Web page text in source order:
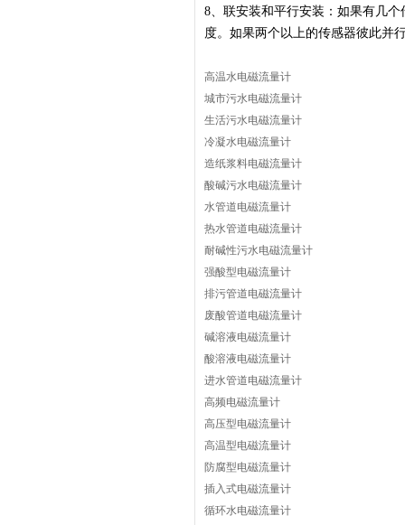
8、 联安装和平行安装：如果有几
度。如果两个以上的传感器彼此并
高温水电磁流量计
城市污水电磁流量计
生活污水电磁流量计
冷凝水电磁流量计
造纸浆料电磁流量计
酸碱污水电磁流量计
水管道电磁流量计
热水管道电磁流量计
耐碱性污水电磁流量计
强酸型电磁流量计
排污管道电磁流量计
废酸管道电磁流量计
碱溶液电磁流量计
酸溶液电磁流量计
进水管道电磁流量计
高频电磁流量计
高压型电磁流量计
高温型电磁流量计
防腐型电磁流量计
插入式电磁流量计
循环水电磁流量计